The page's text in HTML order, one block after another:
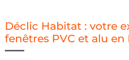
Déclic Habitat : votre
fenêtres PVC et alu